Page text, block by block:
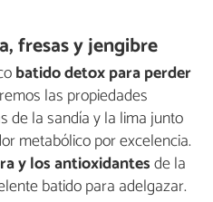
fresas y jengibre
batido detox para perder
las propiedades
de la sandía y la lima junto
metabólico por excelencia.
y los antioxidantesde la
batido para adelgazar.